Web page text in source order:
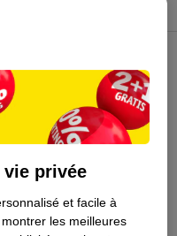
cela ne se fait pas
vie privée
et facile à
les meilleures